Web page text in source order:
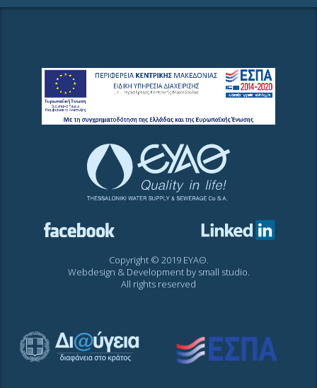
Copyright © 2019 ΕΥΑΘ.
Webdesign & Development by small studio.
All rights reserved